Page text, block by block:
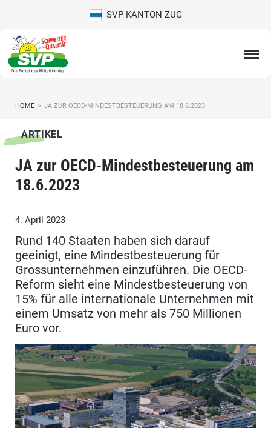
SVP KANTON ZUG
HOME > JA ZUR OECD-MINDESTBESTEUERUNG AM 18.6.2023
ARTIKEL
JA zur OECD-Mindestbesteuerung am
18.6.2023
4. April 2023
Rund 140 Staaten haben sich darauf
geeinigt, eine Mindestbesteuerung für
Grossunternehmen einzuführen. Die OECD-
Reform sieht eine Mindestbesteuerung von
15% für alle internationale Unternehmen mit
einem Umsatz von mehr als 750 Millionen
Euro vor.